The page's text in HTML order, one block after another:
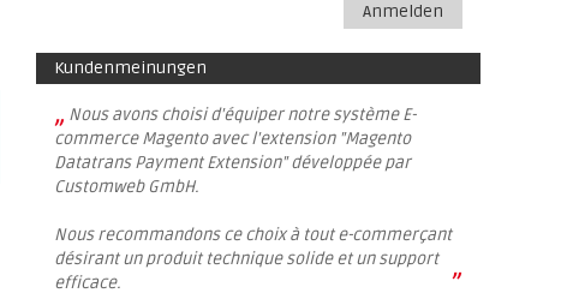
Anmelden
Kundenmeinungen
„ Nous avons choisi d'équiper notre système E-
commerce Magento avec l'extension "Magento
Datatrans Payment Extension" développée par
Customweb GmbH.
Nous recommandons ce choix à tout e-commerçant
désirant un produit technique solide et un support
efficace.
”